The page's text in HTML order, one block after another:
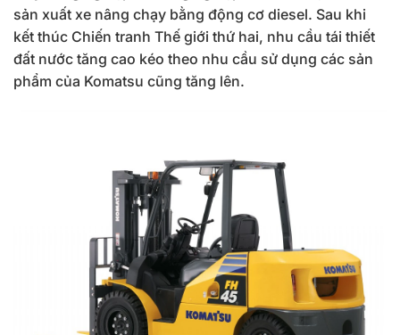
sản xuất xe nâng chạy bằng động cơ diesel. Sau khi
kết thúc Chiến tranh Thế giới thứ hai, nhu cầu tái thiết
đất nước tăng cao kéo theo nhu cầu sử dụng các sản
phẩm của Komatsu cũng tăng lên.